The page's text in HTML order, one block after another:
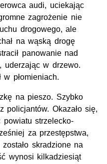
audi, uciekając
zagrożenie nie
drogowego, ale
na wąską drogę
panowanie nad
uderzając w drzewo.
w płomieniach.
na pieszo. Szybko
policjantów. Okazało się,
strzelecko-
za przestępstwa,
skradzione na
wynosi kilkadziesiąt